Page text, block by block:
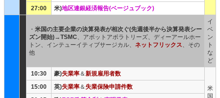
27:00
米)地区連銀経済報告(ベージュブック)
・ 米国の主要企業の決算発表が相次ぐ(先週後半から決算発表シー
ズン開始)→TSMC、アボットアボラトリーズ、ディーアールホー
トン、インテューイティブサージカル、 ネットフリックス、その
他
イ
ベ
ン
ト
な
ど
10:30
豪)失業率＆新規雇用者数
米
国
15:00 英)失業率＆失業保険申請件数